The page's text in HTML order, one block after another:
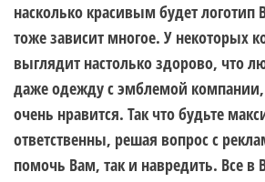
насколько красивым будет
тоже зависит многое. У некоторых
выглядит настолько здорово, что
даже одежду с эмблемой
очень нравится. Так что будьте
ответственны, решая вопрос с
помочь Вам, так и навредить. Все в